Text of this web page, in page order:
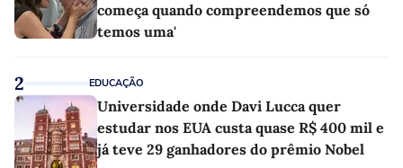
começa quando compreendemos que só
temos uma'
2 EDUCAÇÃO
Universidade onde Davi Lucca quer
estudar nos EUA custa quase R$ 400 mil e
já teve 29 ganhadores do prêmio Nobel